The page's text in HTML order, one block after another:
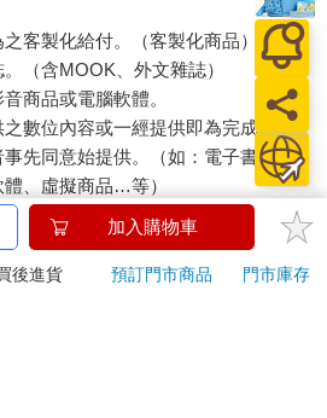
客製化給付。（客製化商品）
（含MOOK、外文雜誌）
商品或電腦軟體。
數位內容或一經提供即為完成之線
事先同意始提供。（如：電子書、電
、虛擬商品…等）
用品。（如：內衣褲、刮鬍刀、除毛
享有到貨7天的猶豫期（含例假
加入購物車
後進貨 預訂門市商品
門市庫存